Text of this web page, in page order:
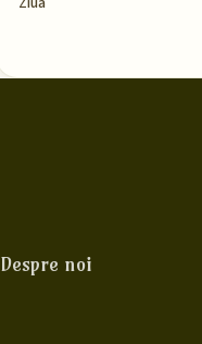
Despre noi